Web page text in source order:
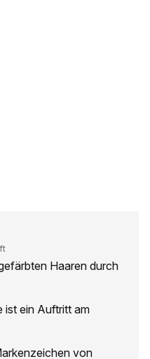
Haaren durch
ist ein Auftritt am
von